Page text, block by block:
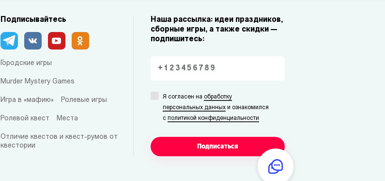
Подписывайтесь
Городские игры
Murder Mystery Games
Игра в «мафию» Ролевые игры
Ролевой квест Места
Отличие квестов и квест-румов от
квестории
Наша рассылка: идеи праздников,
сборные игры, а также скидки —
подпишитесь:
Я согласен на обработку
персональных данных и ознакомился
сполитикой конфиденциальности
Подписаться